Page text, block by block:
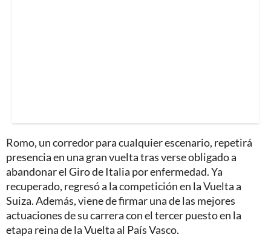
Romo, un corredor para cualquier escenario, repetirá
presencia en una gran vuelta tras verse obligado a
abandonar el Giro de Italia por enfermedad. Ya
recuperado, regresó a la competición en la Vuelta a
Suiza. Además, viene de firmar una de las mejores
actuaciones de su carrera con el tercer puesto en la
etapa reina de la Vuelta al País Vasco.